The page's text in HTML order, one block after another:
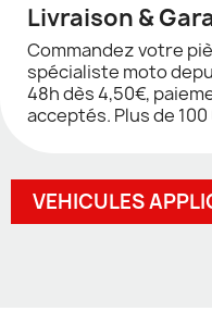
Livraison &
Commandez votre
spécialiste moto
48h dès 4,50€,
acceptés. Plus de
VEHICULES